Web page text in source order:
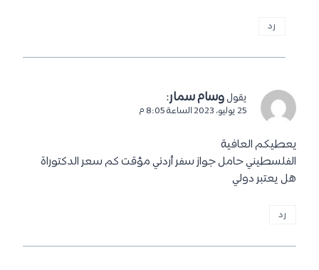
رد
يقول وسام سمار:
25 يوليو، 2023 الساعة 8:05 م
يعطيكم العافية
الفلسطيني حامل جواز سفر أردني مؤقت كم سعر الدكتوراة
هل يعتبر دولي
رد